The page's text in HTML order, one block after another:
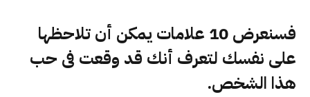
فسنعرض 10 علامات يمكن أن تلاحظها
على نفسك لتعرف أنك قد وقعت فى حب
هذا الشخص.